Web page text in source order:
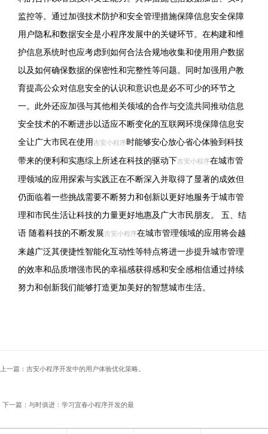
监控等。通过加强技术防护和安全管理措施保障信息安全保障
用户隐私和数据安全是小程序发展中的关键环节。在构建和维
护信息系统时也应考虑到如何合法合规地收集和使用用户数据
以及如何确保数据的保密性和完整性等问题。同时加强用户教
育提高公众对信息安全的认识和意识也是必不可少的环节之
一。此外还应加强与其他相关领域的合作与交流共同推动信息
安全技术的不断进步以适应不断变化的互联网环境保障信息安
全让广大市民在使用吉安小程序时能够安心放心省心体验到科技
带来的便利和实惠综上所述在科技的驱动下吉安小程序在城市管
理领域的应用探索与实践正在不断深入并取得了显著的成效但
仍面临着一些挑战需要不断努力和创新以更好地服务于城市管
理和市民生活让科技的力量更好地惠及广大市民朋友。 五、结
语 随着科技的不断发展吉安小程序在城市管理领域的应用将会越
来越广泛其便捷性智能化互动性等特点将进一步提升城市管理
的效率和品质增强市民的幸福感获得感和安全感相信通过持续
努力和创新我们能够打造更加美好的智慧城市生活。
上一篇：吉安小程序开发中的用户体验优化策略。
下一篇：与时俱进：学习宜春小程序开发的最